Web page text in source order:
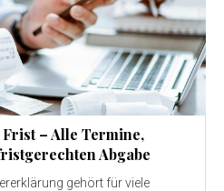
– Alle Termine,
Abgabe
gehört für viele